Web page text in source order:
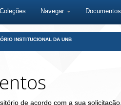
Navegar Documentos
INSTITUCIONAL DA UNB
de acordo com a sua solicitação.